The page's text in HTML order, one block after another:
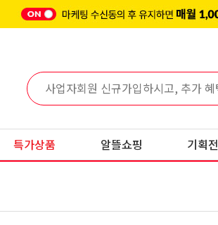
특가상품 알뜰쇼핑 기획전